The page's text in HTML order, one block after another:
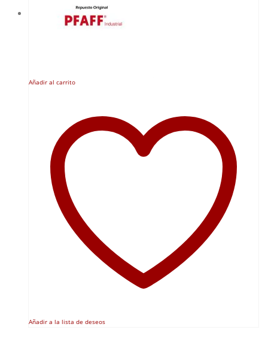
Añadir al carrito
Añadir a la lista de deseos